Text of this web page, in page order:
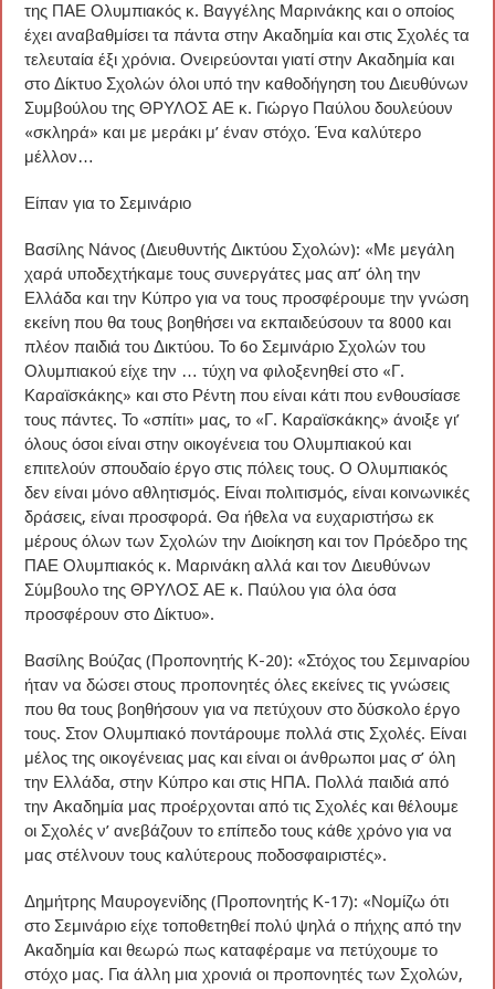
της ΠΑΕ Ολυμπιακός κ. Βαγγέλης Μαρινάκης και ο οποίος
έχει αναβαθμίσει τα πάντα στην Ακαδημία και στις Σχολές τα
τελευταία έξι χρόνια. Ονειρεύονται γιατί στην Ακαδημία και
στο Δίκτυο Σχολών όλοι υπό την καθοδήγηση του Διευθύνων
Συμβούλου της ΘΡΥΛΟΣ ΑΕ κ. Γιώργο Παύλου δουλεύουν
«σκληρά» και με μεράκι μ’ έναν στόχο. Ένα καλύτερο
μέλλον…
Είπαν για το Σεμινάριο
Βασίλης Νάνος (Διευθυντής Δικτύου Σχολών): «Με μεγάλη
χαρά υποδεχτήκαμε τους συνεργάτες μας απ’ όλη την
Ελλάδα και την Κύπρο για να τους προσφέρουμε την γνώση
εκείνη που θα τους βοηθήσει να εκπαιδεύσουν τα 8000 και
πλέον παιδιά του Δικτύου. Το 6ο Σεμινάριο Σχολών του
Ολυμπιακού είχε την … τύχη να φιλοξενηθεί στο «Γ.
Καραϊσκάκης» και στο Ρέντη που είναι κάτι που ενθουσίασε
τους πάντες. Το «σπίτι» μας, το «Γ. Καραϊσκάκης» άνοιξε γι’
όλους όσοι είναι στην οικογένεια του Ολυμπιακού και
επιτελούν σπουδαίο έργο στις πόλεις τους. Ο Ολυμπιακός
δεν είναι μόνο αθλητισμός. Είναι πολιτισμός, είναι κοινωνικές
δράσεις, είναι προσφορά. Θα ήθελα να ευχαριστήσω εκ
μέρους όλων των Σχολών την Διοίκηση και τον Πρόεδρο της
ΠΑΕ Ολυμπιακός κ. Μαρινάκη αλλά και τον Διευθύνων
Σύμβουλο της ΘΡΥΛΟΣ ΑΕ κ. Παύλου για όλα όσα
προσφέρουν στο Δίκτυο».
Βασίλης Βούζας (Προπονητής Κ-20): «Στόχος του Σεμιναρίου
ήταν να δώσει στους προπονητές όλες εκείνες τις γνώσεις
που θα τους βοηθήσουν για να πετύχουν στο δύσκολο έργο
τους. Στον Ολυμπιακό ποντάρουμε πολλά στις Σχολές. Είναι
μέλος της οικογένειας μας και είναι οι άνθρωποι μας σ’ όλη
την Ελλάδα, στην Κύπρο και στις ΗΠΑ. Πολλά παιδιά από
την Ακαδημία μας προέρχονται από τις Σχολές και θέλουμε
οι Σχολές ν’ ανεβάζουν το επίπεδο τους κάθε χρόνο για να
μας στέλνουν τους καλύτερους ποδοσφαιριστές».
Δημήτρης Μαυρογενίδης (Προπονητής Κ-17): «Νομίζω ότι
στο Σεμινάριο είχε τοποθετηθεί πολύ ψηλά ο πήχης από την
Ακαδημία και θεωρώ πως καταφέραμε να πετύχουμε το
στόχο μας. Για άλλη μια χρονιά οι προπονητές των Σχολών,